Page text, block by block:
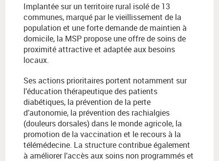
Implantée sur un territoire rural isolé de 13
communes, marqué par le vieillissement de la
population et une forte demande de maintien à
domicile, la MSP propose une offre de soins de
proximité attractive et adaptée aux besoins
locaux.
Ses actions prioritaires portent notamment sur
l’éducation thérapeutique des patients
diabétiques, la prévention de la perte
d’autonomie, la prévention des rachialgies
(douleurs dorsales) dans le monde agricole, la
promotion de la vaccination et le recours à la
télémédecine. La structure contribue également
à améliorer l’accès aux soins non programmés et